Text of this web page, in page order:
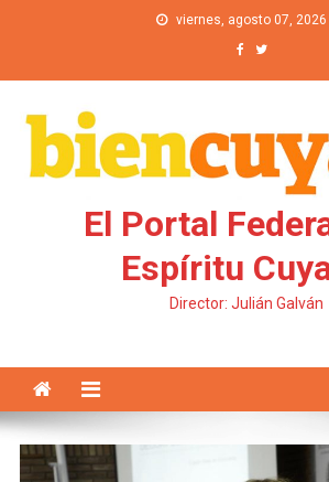
viernes, agosto 07, 2026
El Portal
Espíritu
Director: Julián Galván